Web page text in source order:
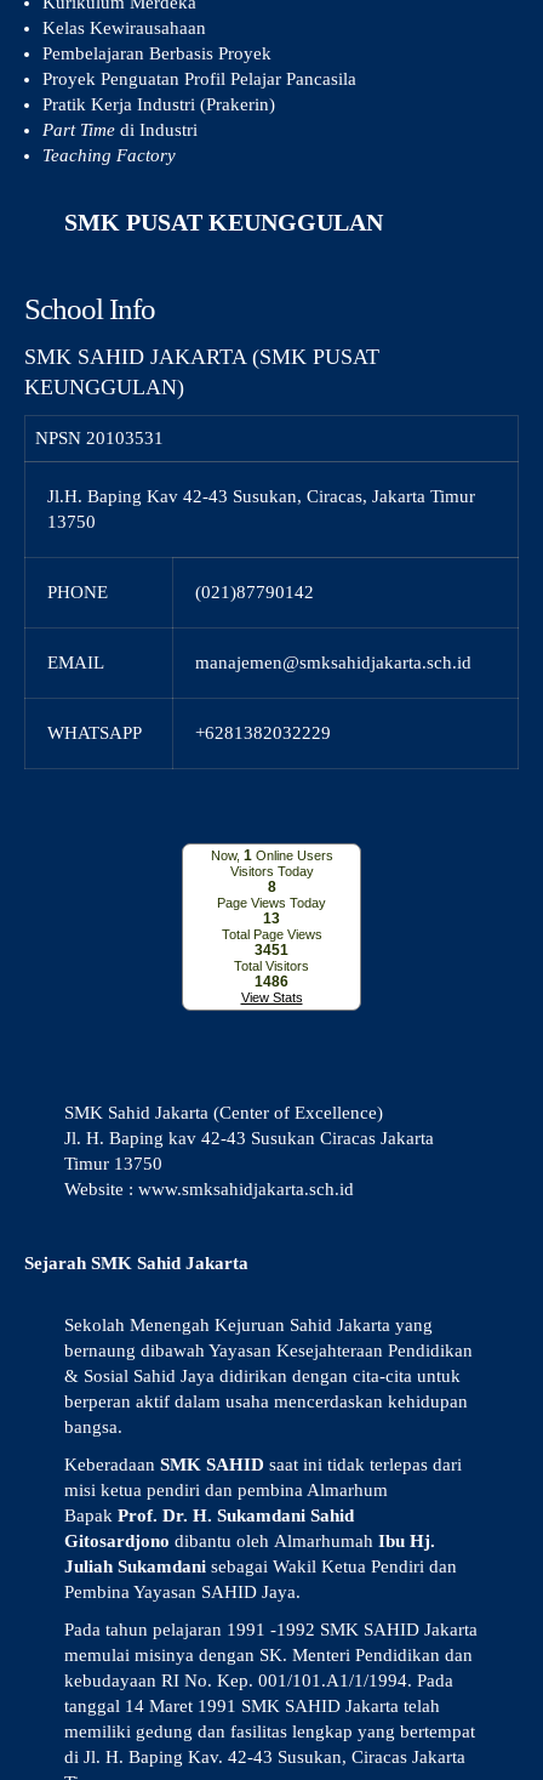
Kelas Kewirausahaan
Pembelajaran Berbasis Proyek
Proyek Penguatan Profil Pelajar Pancasila
Pratik Kerja Industri (Prakerin)
Part Time di Industri
Teaching Factory
SMK PUSAT KEUNGGULAN
School Info
SMK SAHID JAKARTA (SMK PUSAT
KEUNGGULAN)
NPSN 20103531
Jl.H. Baping Kav 42-43 Susukan, Ciracas, Jakarta Timur
13750
PHONE (021)87790142
EMAIL manajemen@smksahidjakarta.sch.id
WHATSAPP +6281382032229
Now, 1 Online Users
Visitors Today
8
Page Views Today
13
Total Page Views
3451
Total Visitors
1486
View Stats
SMK Sahid Jakarta (Center of Excellence)
Jl. H. Baping kav 42-43 Susukan Ciracas Jakarta
Timur 13750
Website : www.smksahidjakarta.sch.id
Sejarah SMK Sahid Jakarta
Sekolah Menengah Kejuruan Sahid Jakarta yang
bernaung dibawah Yayasan Kesejahteraan Pendidikan
& Sosial Sahid Jaya didirikan dengan cita-cita untuk
berperan aktif dalam usaha mencerdaskan kehidupan
bangsa.
Keberadaan SMK SAHID saat ini tidak terlepas dari
misi ketua pendiri dan pembina Almarhum
Bapak Prof. Dr. H. Sukamdani Sahid
Gitosardjono dibantu oleh Almarhumah Ibu Hj.
Juliah Sukamdanisebagai Wakil Ketua Pendiri dan
Pembina Yayasan SAHID Jaya.
Pada tahun pelajaran 1991 -1992 SMK SAHID Jakarta
memulai misinya dengan SK. Menteri Pendidikan dan
kebudayaan RI No. Kep. 001/101.A1/1/1994. Pada
tanggal 14 Maret 1991 SMK SAHID Jakarta telah
memiliki gedung dan fasilitas lengkap yang bertempat
di Jl. H. Baping Kav. 42-43 Susukan, Ciracas Jakarta